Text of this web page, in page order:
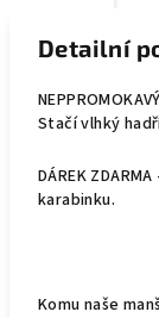
Detailní
Stačí vlhký
DÁREK
karabinku.
Komu naše